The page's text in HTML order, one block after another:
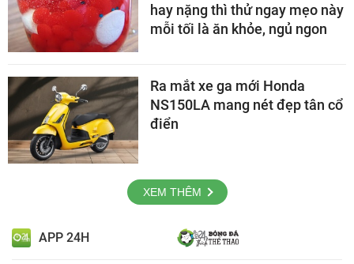
hay nặng thì thử ngay mẹo này
mỗi tối là ăn khỏe, ngủ ngon
Ra mắt xe ga mới Honda
NS150LA mang nét đẹp tân cổ
điển
XEM THÊM
APP 24H